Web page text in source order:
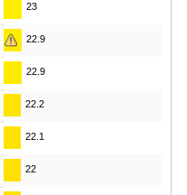
23
22.9
22.9
22.2
22.1
22